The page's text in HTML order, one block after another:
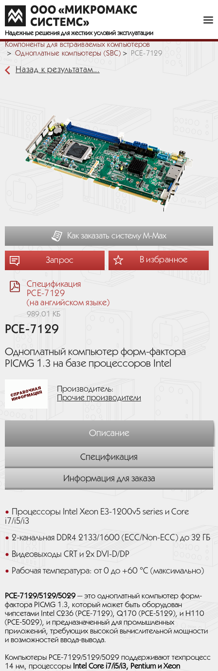
Надежные решения для жестких условий эксплуатации
Компоненты для встраиваемых компьютеров
Одноплатные компьютеры (SBC)
PCE-7129
Назад к результатам...
Как заказать систему М-Мах
Запрос В избранное
Спецификация
PCE-7129
(на английском языке)
989.01 КБ
PCE-7129
Одноплатный компьютер форм-фактора
PICMG 1.3 на базе процессоров Intel
Производитель:
Прочие производители
Описание
Спецификация
Информация для заказа
Процессоры Intel Xeon E3-1200v5 series и Core
i7/i5/i3
2-канальная DDR4 2133/1600 (ECC/Non-ECC) до 32 ГБ
Видеовыходы CRT и 2x DVI-D/DP
Рабочая температура: от 0 до +60 °C (максимально)
PCE-7129/5129/5029 — это одноплатный компьютер форм-
фактора PICMG 1.3, который может быть оборудован
чипсетами Intel C236 (PCE-7129), Q170 (PCE-5129), и H110
(PCE-5029), и предназначенный для промышленных
приложений, требующих высокой вычислительной мощности
и возможностей ввода-вывода.
Компьютеры PCE-7129/5129/5029 поддерживают техпроцесс
14 нм, процессоры Intel Core i7/i5/i3, Pentium и Xeon